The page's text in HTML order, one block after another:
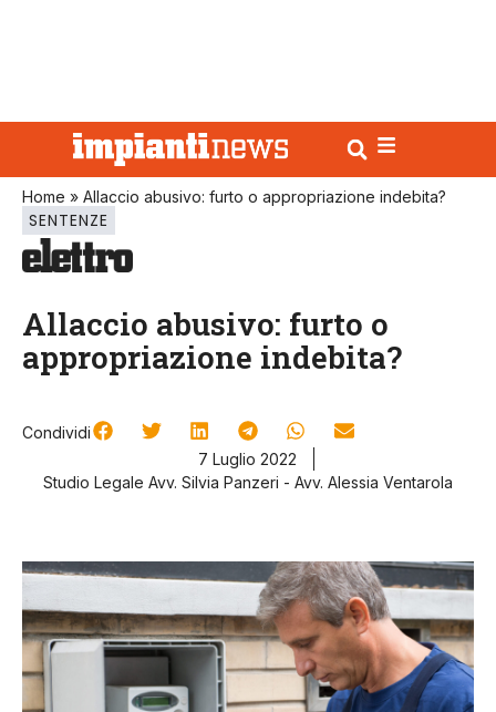
Home » Allaccio abusivo: furto o appropriazione indebita?
SENTENZE
Allaccio abusivo: furto o
appropriazione indebita?
Condividi
7 Luglio 2022
Studio Legale Avv. Silvia Panzeri - Avv. Alessia Ventarola